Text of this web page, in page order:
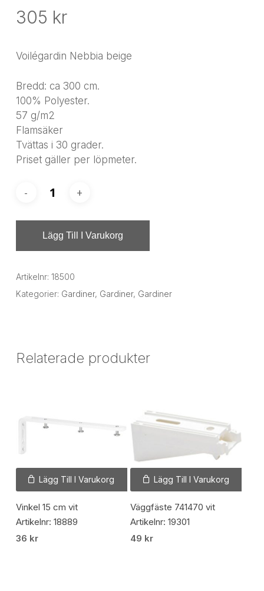
305 kr
Voilégardin Nebbia beige
Bredd: ca 300 cm.
100% Polyester.
57 g/m2
Flamsäker
Tvättas i 30 grader.
Priset gäller per löpmeter.
Lägg Till I Varukorg
Artikelnr: 18500
Kategorier: Gardiner, Gardiner, Gardiner
Relaterade produkter
Lägg Till I Varukorg
Vinkel 15 cm vit
Artikelnr: 18889
36 kr
Lägg Till I Varukorg
Väggfäste 741470 vit
Artikelnr: 19301
49 kr